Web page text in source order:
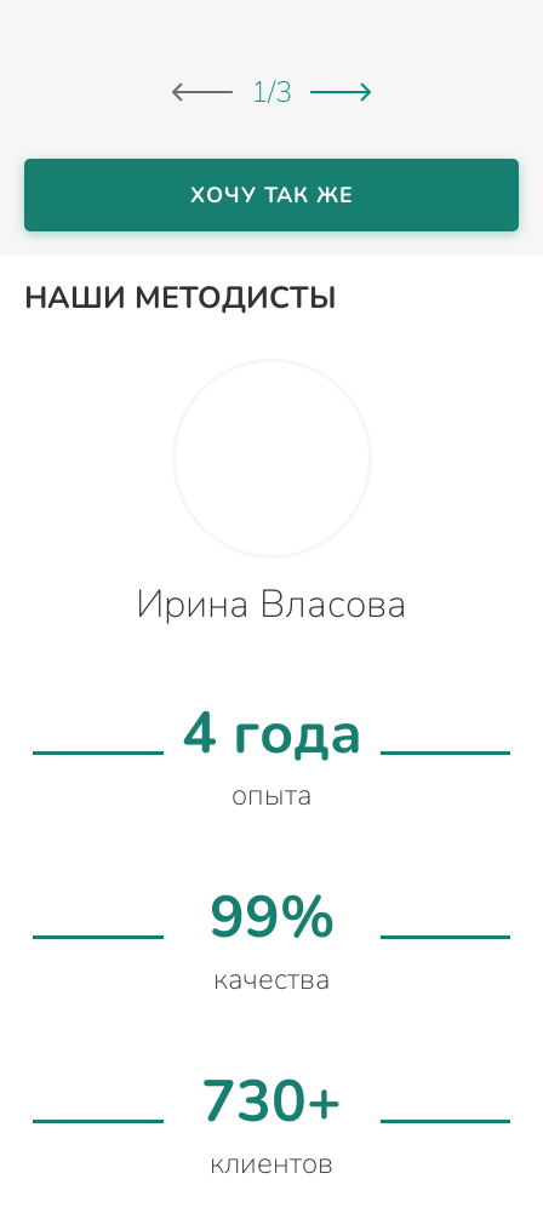
1/3
ХОЧУ ТАК ЖЕ
НАШИ МЕТОДИСТЫ
Ирина Власова
4 года
опыта
99%
качества
730+
клиентов